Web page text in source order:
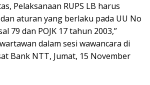
Pelaksanaan RUPS LB harus
aturan yang berlaku pada UU No
79 dan POJK 17 tahun 2003,”
dalam sesi wawancara di
Bank NTT, Jumat, 15 November